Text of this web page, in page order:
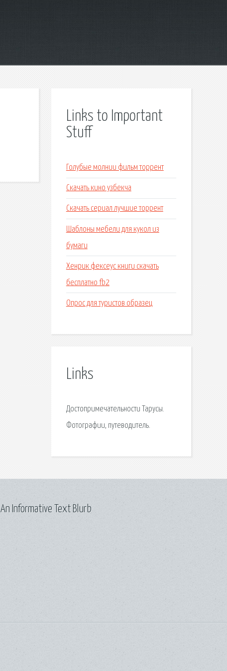
Links to Important
Stuff
Голубые молнии фильм торрент
Скачать кино узбекча
Скачать сериал лучшие торрент
Шаблоны мебели для кукол из
бумаги
Хенрик фексеус книги скачать
бесплатно fb2
Опрос для туристов образец
Links
Достопримечательности Тарусы.
Фотографии, путеводитель.
An Informative Text Blurb